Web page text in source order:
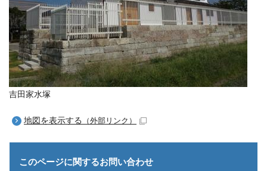
吉田家水塚
地図を表示する （外部リンク）
このページに関するお問い合わせ